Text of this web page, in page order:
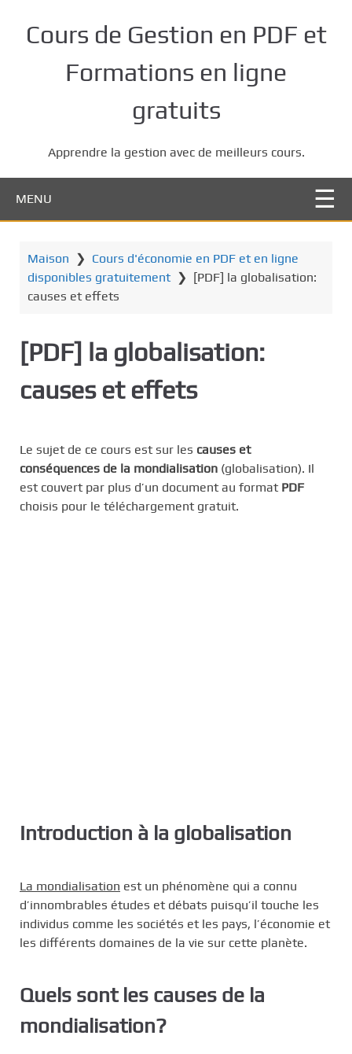
o
Cours de Gestion en PDF et
Formations en ligne
gratuits
Apprendre la gestion avec de meilleurs cours.
MENU
Maison ❯ Cours d'économie en PDF et en ligne
disponibles gratuitement ❯ [PDF] la globalisation:
causes et effets
[PDF] la globalisation:
causes et effets
Le sujet de ce cours est sur les causes et
conséquences de la mondialisation (globalisation). Il
est couvert par plus d’un document au format PDF
choisis pour le téléchargement gratuit.
Introduction à la globalisation
La mondialisation est un phénomène qui a connu
d’innombrables études et débats puisqu’il touche les
individus comme les sociétés et les pays, l’économie et
les différents domaines de la vie sur cette planète.
Quels sont les causes de la
mondialisation?